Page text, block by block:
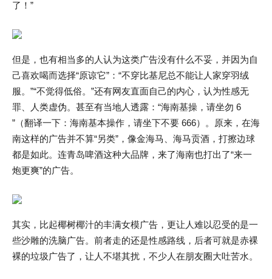
了！”
但是，也有相当多的人认为这类广告没有什么不妥，并因为自
己喜欢喝而选择“原谅它”：“不穿比基尼总不能让人家穿羽绒
服。”“不觉得低俗。”还有网友直面自己的内心，认为性感无
罪、人类虚伪。甚至有当地人透露：“海南基操，请坐勿 6
”（翻译一下：海南基本操作，请坐下不要 666）。原来，在海
南这样的广告并不算“另类”，像金海马、海马贡酒，打擦边球
都是如此。连青岛啤酒这种大品牌，来了海南也打出了“来一
炮更爽”的广告。
其实，比起椰树椰汁的丰满女模广告，更让人难以忍受的是一
些沙雕的洗脑广告。前者走的还是性感路线，后者可就是赤裸
裸的垃圾广告了，让人不堪其扰，不少人在朋友圈大吐苦水。